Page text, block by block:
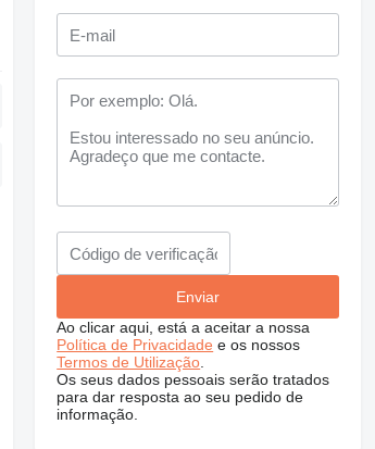
Ao clicar aqui, está a aceitar a nossa
Política de Privacidade e os nossos
Termos de Utilização
Os seus dados pessoais serão tratados
para dar resposta ao seu pedido de
informação.